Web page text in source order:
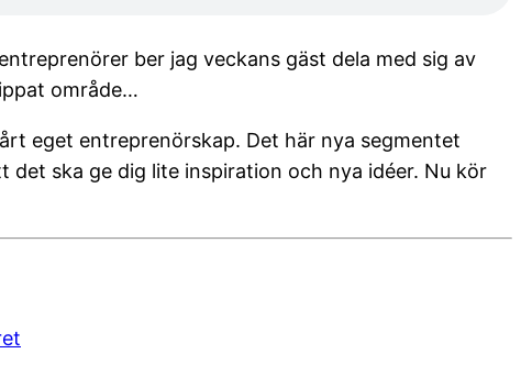
ber jag veckans gäst dela med sig av
område…
eget entreprenörskap. Det här nya segmentet
ska ge dig lite inspiration och nya idéer. Nu kör